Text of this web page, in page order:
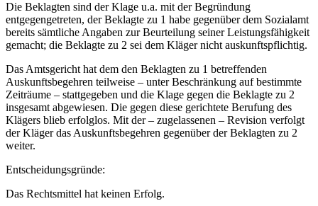
Die Beklagten sind der Klage u.a. mit der Begründung
entgegengetreten, der Beklagte zu 1 habe gegenüber dem Sozialamt
bereits sämtliche Angaben zur Beurteilung seiner Leistungsfähigkeit
gemacht; die Beklagte zu 2 sei dem Kläger nicht auskunftspflichtig.
Das Amtsgericht hat dem den Beklagten zu 1 betreffenden
Auskunftsbegehren teilweise – unter Beschränkung auf bestimmte
Zeiträume – stattgegeben und die Klage gegen die Beklagte zu 2
insgesamt abgewiesen. Die gegen diese gerichtete Berufung des
Klägers blieb erfolglos. Mit der – zugelassenen – Revision verfolgt
der Kläger das Auskunftsbegehren gegenüber der Beklagten zu 2
weiter.
Entscheidungsgründe:
Das Rechtsmittel hat keinen Erfolg.